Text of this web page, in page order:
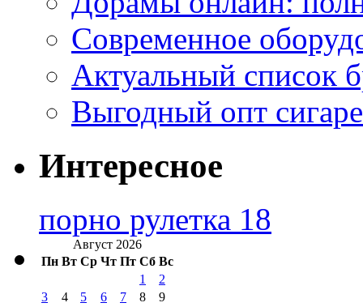
Современное
Актуальный список
Выгодный опт
Интересное
порно рулетка 18
Август 2026
Пн Вт Ср Чт Пт Сб Вс
1
2
3
4 5 6 7 8
9